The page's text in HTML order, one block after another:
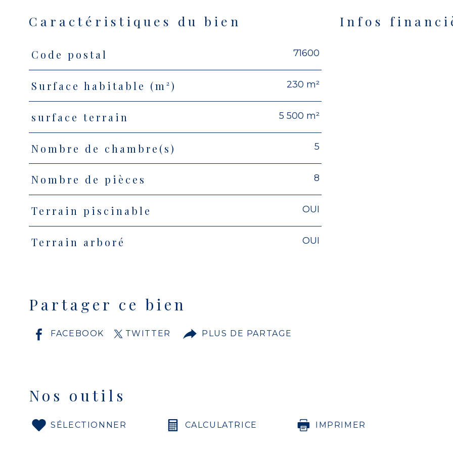
Caractéristiques du bien
Caractéristiques
Code postal 71600
Surface habitable (m²) 230 m²
surface terrain 5 500 m²
Nombre de chambre(s) 5
Nombre de pièces 8
Terrain piscinable OUI
Terrain arboré OUI
Infos
Partager ce bien
FACEBOOK TWITTER PLUS DE PARTAGE
Nos outils
SÉLECTIONNER CALCULATRICE IMPRIMER